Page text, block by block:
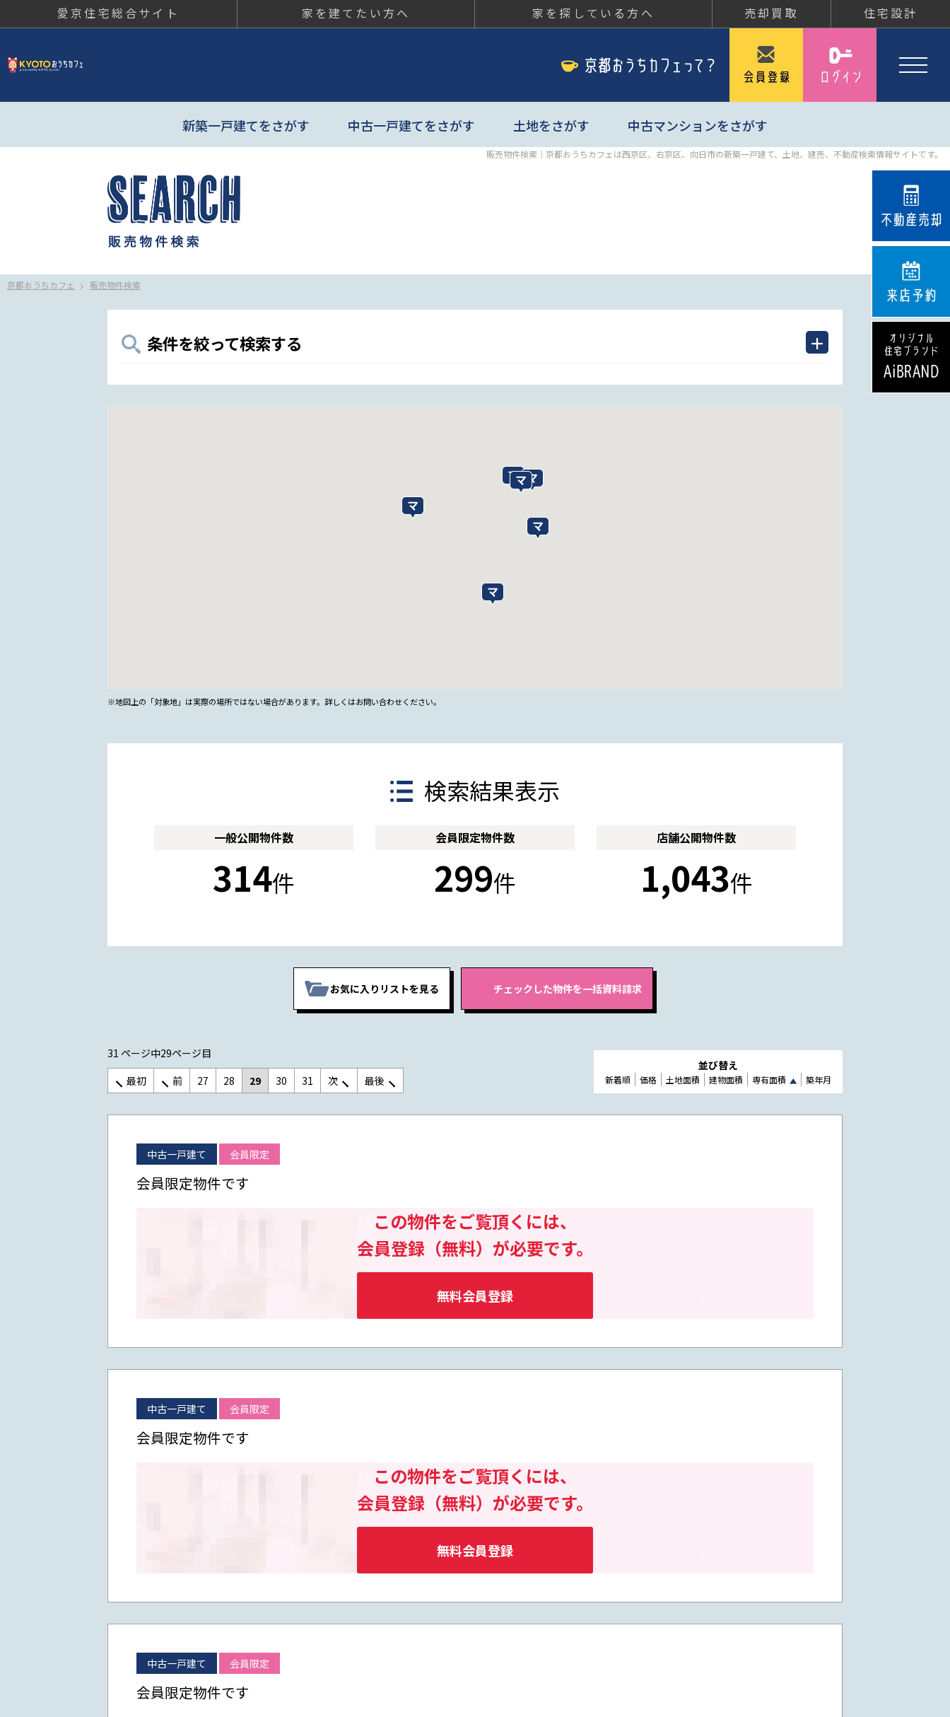
愛京住宅総合サイト 家を建てたい方へ 家を探している方へ 売却買取 住宅設計
新築一戸建てをさがす 中古一戸建てをさがす 土地をさがす 中古マンションをさがす
販売物件検索｜京都おうちカフェは西京区、右京区、向日市の新築一戸建て、土地、建売、不動産検索情報サイトです。
京都おうちカフェ 販売物件検索
条件を絞って検索する
※地図上の「対象地」は実際の場所ではない場合があります。詳しくはお問い合わせください。
検索結果表示
一般公開物件数
314件
会員限定物件数
299件
店舗公開物件数
1,043件
お気に入りリストを見る
31 ページ中29ページ目
最初
前 27 28 29 30 31 次 最後
並び替え
新着順 価格 土地面積 建物面積 専有面積 築年月
中古一戸建て 会員限定
会員限定物件です
この物件をご覧頂くには、
会員登録（無料）が必要です。
無料会員登録
中古一戸建て 会員限定
会員限定物件です
この物件をご覧頂くには、
会員登録（無料）が必要です。
無料会員登録
中古一戸建て 会員限定
会員限定物件です